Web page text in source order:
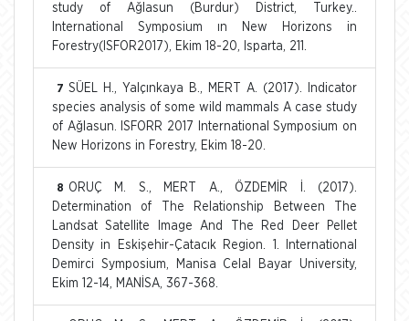
study of Ağlasun (Burdur) District, Turkey..
International Symposium ın New Horizons in
Forestry(ISFOR2017), Ekim 18-20, Isparta, 211.
7 SÜEL H., Yalçınkaya B., MERT A. (2017). Indicator
species analysis of some wild mammals A case study
of Ağlasun. ISFORR 2017 International Symposium on
New Horizons in Forestry, Ekim 18-20.
8 ORUÇ M. S., MERT A., ÖZDEMİR İ. (2017).
Determination of The Relationship Between The
Landsat Satellite Image And The Red Deer Pellet
Density in Eskişehir-Çatacık Region. 1. International
Demirci Symposium, Manisa Celal Bayar University,
Ekim 12-14, MANİSA, 367-368.